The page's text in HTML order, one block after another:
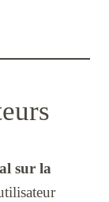
sur la